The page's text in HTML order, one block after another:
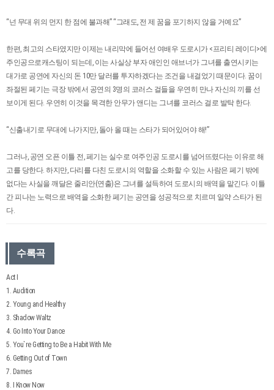
“넌 무대 위의 먼지 한 점에 불과해” “그래도, 전 제 꿈을 포기하지 않을 거예요”
한편, 최고의 스타였지만 이제는 내리막에 들어선 여배우 도로시가 <프리티 레이디>에
주인공으로캐스팅이 되는데, 이는 사실상 부자 애인인 애브너가 그녀를 출연시키는
대가로 공연에 자신의 돈 10만 달러를 투자하겠다는 조건을 내걸었기 때문이다. 꿈이
좌절된 페기는 극장 밖에서 공연의 3명의 코러스 걸들을 우연히 만나 자신의 끼를 선
보이게 된다. 우연히 이것을 목격한 안무가 앤디는 그녀를 코러스 걸로 발탁 한다.
“신출내기로 무대에 나가지만, 돌아 올 때는 스타가 되어있어야 해!”
그러나, 공연 오픈 이틀 전, 페기는 실수로 여주인공 도로시를 넘어뜨렸다는 이유로 해
고를 당한다. 하지만, 다리를 다친 도로시의 역할을 소화할 수 있는 사람은 페기 밖에
없다는 사실을 깨달은 줄리안(연출)은 그녀를 설득하여 도로시의 배역을 맡긴다. 이틀
간 피나는 노력으로 배역을 소화한 페기는 공연을 성공적으로 치르며 일약 스타가 된
다.
수록곡
Act I
1. Audition
2. Young and Healthy
3. Shadow Waltz
4. Go Into Your Dance
5. You`re Getting to Be a Habit With Me
6. Getting Out of Town
7. Dames
8. I Know Now